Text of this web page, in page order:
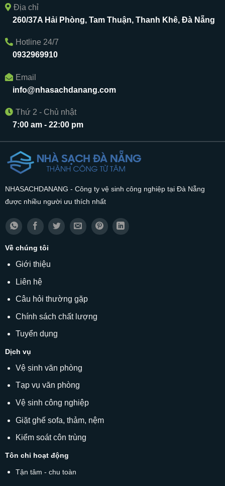
Địa chỉ
260/37A Hải Phòng, Tam Thuận, Thanh Khê, Đà Nẵng
Hotline 24/7
0932969910
Email
info@nhasachdanang.com
Thứ 2 - Chủ nhật
7:00 am - 22:00 pm
NHASACHDANANG - Công ty vệ sinh công nghiệp tại Đà Nẵng
được nhiều người ưu thích nhất
Về chúng tôi
Giới thiệu
Liên hệ
Câu hỏi thường gặp
Chính sách chất lượng
Tuyển dụng
Dịch vụ
Vệ sinh văn phòng
Tạp vụ văn phòng
Vệ sinh công nghiệp
Giặt ghế sofa, thảm, nệm
Kiểm soát côn trùng
Tôn chỉ hoạt động
Tận tâm - chu toàn